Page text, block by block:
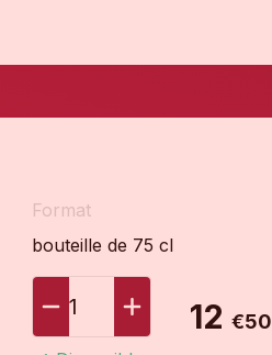
Format
bouteille de 75 cl
1 12 €50